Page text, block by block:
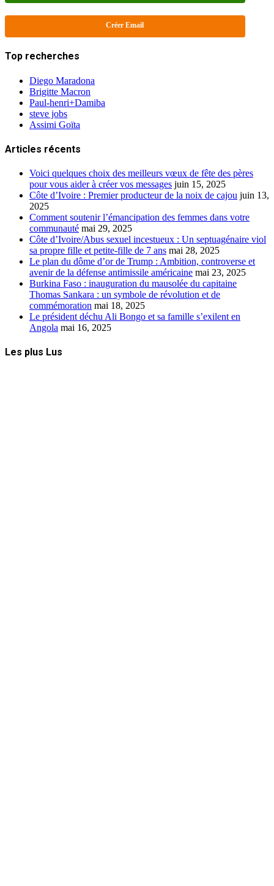
Créer Email
Top recherches
Diego Maradona
Brigitte Macron
Paul-henri+Damiba
steve jobs
Assimi Goïta
Articles récents
Voici quelques choix des meilleurs vœux de fête des pères
pour vous aider à créer vos messages juin 15, 2025
Côte d’Ivoire : Premier producteur de la noix de cajou juin 13,
2025
Comment soutenir l’émancipation des femmes dans votre
communauté mai 29, 2025
Côte d’Ivoire/Abus sexuel incestueux : Un septuagénaire viol
sa propre fille et petite-fille de 7 ans mai 28, 2025
Le plan du dôme d’or de Trump : Ambition, controverse et
avenir de la défense antimissile américaine mai 23, 2025
Burkina Faso : inauguration du mausolée du capitaine
Thomas Sankara : un symbole de révolution et de
commémoration mai 18, 2025
Le président déchu Ali Bongo et sa famille s’exilent en
Angola mai 16, 2025
Les plus Lus